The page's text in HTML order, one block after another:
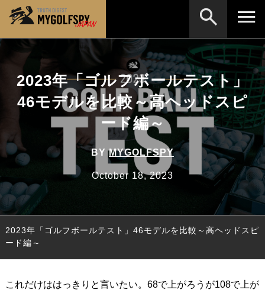
2023年「ゴルフボールテスト」
46モデルを比較～高ヘッドスピ
ード編～
BYMYGOLFSPY
October 18, 2023
2023年「ゴルフボールテスト」46モデルを比較～高ヘッドスピ
ード編～
これだけははっきりと言いたい。68で上がろうが108で上が
MOST WANTED テストランキング
NEW RELEASES 新製品情報
HOW TO ゴルフ上達・実践テクニック
テスト・データ検証
Golf News ゴルフニュース
REVIEWS
DRIVERS
FAIRWAY WOODS フェアウェイウッド
HYBRIDS ハイブリッド
IRONS アイアン
※メーカー名やクラブ名など、検索したい事柄を入
検索